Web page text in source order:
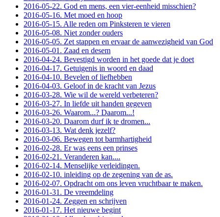
2016-05-22. God en mens, een vier-eenheid misschien?
2016-05-16. Met moed en hoop
2016-05-15. Alle reden om Pinksteren te vieren
2016-05-08. Niet zonder ouders
2016-05-05. Zet stappen en ervaar de aanwezigheid van God
2016-05-01. Zaad en desem
2016-04-24. Bevestigd worden in het goede dat je doet
2016-04-17. Getuigenis in woord en daad
2016-04-10. Bevelen of liefhebben
2016-04-03. Geloof in de kracht van Jezus
2016-03-28. Wie wil de wereld verbeteren?
2016-03-27. In liefde uit handen gegeven
2016-03-26. Waarom...? Daarom...!
2016-03-20. Daarom durf ik te dromen...
2016-03-13. Wat denk jezelf?
2016-03-06. Bewegen tot barmhartigheid
2016-02-28. Er was eens een prinses
2016-02-21. Veranderen kan....
2016-02-14. Menselijke verleidingen.
2016-02-10. inleiding op de zegening van de as.
2016-02-07. Opdracht om ons leven vruchtbaar te maken.
2016-01-31. De vreemdeling
2016-01-24. Zeggen en schrijven
2016-01-17. Het nieuwe begint